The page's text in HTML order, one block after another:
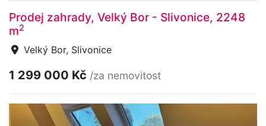
Prodej zahrady, Velký Bor - Slivonice, 2248
m2
Velký Bor, Slivonice
1 299 000 Kč /za nemovitost